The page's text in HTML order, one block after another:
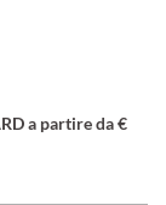
a partire da €